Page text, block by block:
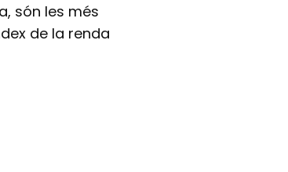
són les més
de la renda